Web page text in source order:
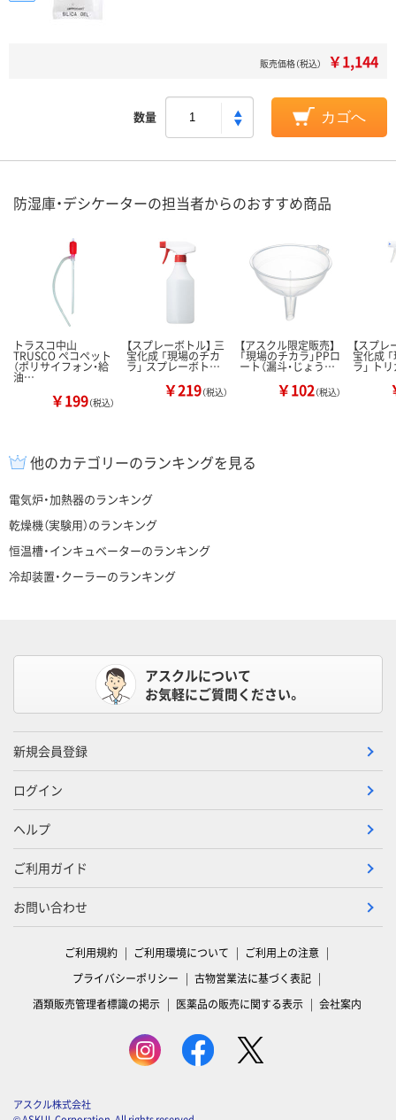
販売価格（税込） ￥1,144
数量 カゴへ
防湿庫・デシケーターの担当者からのおすすめ商品
トラスコ中山
TRUSCO ペコペット
（ポリサイフォン・給
油…
￥199（税込）
【スプレーボトル】 三
宝化成 「現場のチカ
ラ」 スプレーボト…
￥219（税込）
【アスクル限定販売】
「現場のチカラ」PPロ
ート（漏斗・じょう…
￥102（税込）
【スプレ
宝化成
ラ」 ト
他のカテゴリーのランキングを見る
電気炉・加熱器のランキング
乾燥機（実験用）のランキング
恒温槽・インキュベーターのランキング
冷却装置・クーラーのランキング
アスクルについて
お気軽にご質問ください。
新規会員登録
ログイン
ヘルプ
ご利用ガイド
お問い合わせ
ご利用規約 ご利用環境について
ご利用上の注意
プライバシーポリシー
古物営業法に基づく表記
酒類販売管理者標識の掲示
医薬品の販売に関する表示 会社案内
アスクル株式会社